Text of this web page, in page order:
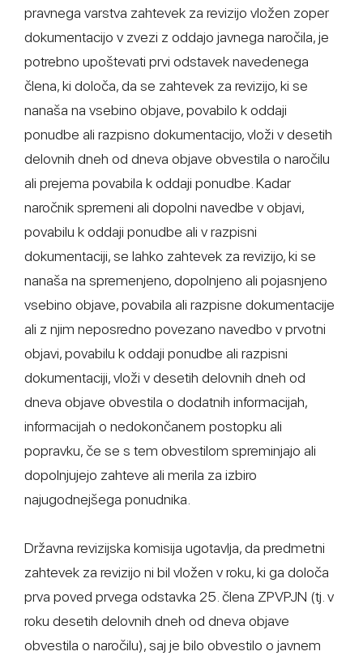
pravnega varstva zahtevek za revizijo vložen zoper
dokumentacijo v zvezi z oddajo javnega naročila, je
potrebno upoštevati prvi odstavek navedenega
člena, ki določa, da se zahtevek za revizijo, ki se
nanaša na vsebino objave, povabilo k oddaji
ponudbe ali razpisno dokumentacijo, vloži v desetih
delovnih dneh od dneva objave obvestila o naročilu
ali prejema povabila k oddaji ponudbe. Kadar
naročnik spremeni ali dopolni navedbe v objavi,
povabilu k oddaji ponudbe ali v razpisni
dokumentaciji, se lahko zahtevek za revizijo, ki se
nanaša na spremenjeno, dopolnjeno ali pojasnjeno
vsebino objave, povabila ali razpisne dokumentacije
ali z njim neposredno povezano navedbo v prvotni
objavi, povabilu k oddaji ponudbe ali razpisni
dokumentaciji, vloži v desetih delovnih dneh od
dneva objave obvestila o dodatnih informacijah,
informacijah o nedokončanem postopku ali
popravku, če se s tem obvestilom spreminjajo ali
dopolnjujejo zahteve ali merila za izbiro
najugodnejšega ponudnika.
Državna revizijska komisija ugotavlja, da predmetni
zahtevek za revizijo ni bil vložen v roku, ki ga določa
prva poved prvega odstavka 25. člena ZPVPJN (tj. v
roku desetih delovnih dneh od dneva objave
obvestila o naročilu), saj je bilo obvestilo o javnem